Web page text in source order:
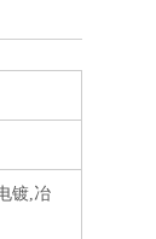
镀,冶